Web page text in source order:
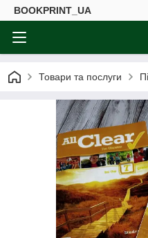
BOOKPRINT_UA
Товари та послуги